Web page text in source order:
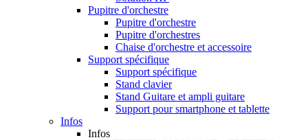
Pupitre d'orchestre
Pupitre d'orchestre
Pupitre d'orchestres
Chaise d'orchestre et accessoire
Support spécifique
Support spécifique
Stand clavier
Stand Guitare et ampli guitare
Support pour smartphone et tablette
Infos
Infos